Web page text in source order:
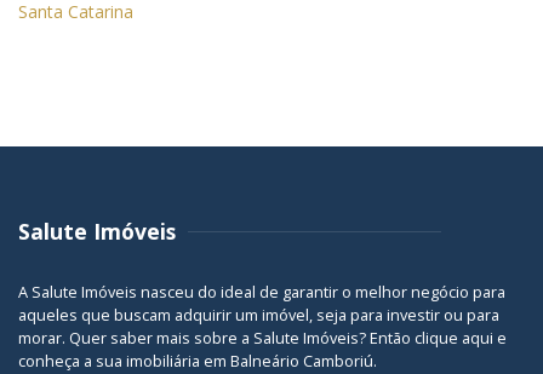
Santa Catarina
Salute Imóveis
A Salute Imóveis nasceu do ideal de garantir o melhor negócio para
aqueles que buscam adquirir um imóvel, seja para investir ou para
morar. Quer saber mais sobre a Salute Imóveis? Então clique aqui e
conheça a sua imobiliária em Balneário Camboriú.